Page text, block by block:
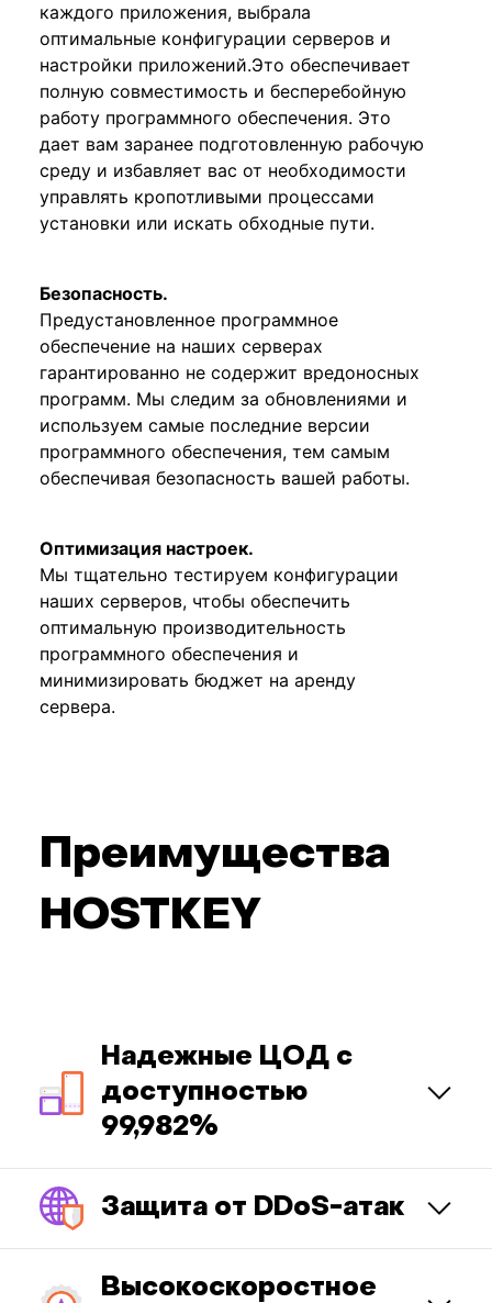
каждого приложения, выбрала
оптимальные конфигурации серверов и
настройки приложений.Это обеспечивает
полную совместимость и бесперебойную
работу программного обеспечения. Это
дает вам заранее подготовленную рабочую
среду и избавляет вас от необходимости
управлять кропотливыми процессами
установки или искать обходные пути.
Безопасность.
Предустановленное программное
обеспечение на наших серверах
гарантированно не содержит вредоносных
программ. Мы следим за обновлениями и
используем самые последние версии
программного обеспечения, тем самым
обеспечивая безопасность вашей работы.
Оптимизация настроек.
Мы тщательно тестируем конфигурации
наших серверов, чтобы обеспечить
оптимальную производительность
программного обеспечения и
минимизировать бюджет на аренду
сервера.
Преимущества
HOSTKEY
Надежные ЦОД с
доступностью
99,982%
Защита от DDoS-атак
Высокоскоростное